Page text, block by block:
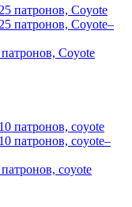
–
Coyote
–
coyote